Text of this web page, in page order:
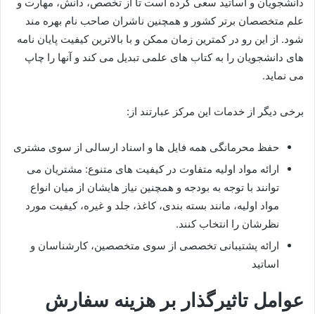
علم متخصصان برتر کشور و همچنین ناشران صاحب نام بهره مند
شود. از این رو در کمترین زمان ممکن و با بالاترین کیفیت پایان نامه
های دانشجویان را به کتاب های علمی تبدیل می کند و آنها را چاپ
می نماید.
برخی دیگر از خدمات این مرکز عبارتند از:
حفظ محرمانگی همه فایل ها و اسناد ارسالی از سوی مشتری
ارائه مواد اولیه متفاوت در کیفیت های متنوع: مشتریان می
توانند با توجه به بودجه و همچنین نیاز هایشان از میان انواع
مواد اولیه، مانند بسته بندی، کاغذ، جلد و غیره، کیفیت مورد
نظرشان را انتخاب کنند.
ارائه پشتیبانی تخصصی از سوی متخصصین، کارشناسان و
اساتید
عوامل تاثیرگذار بر هزینه سفارش